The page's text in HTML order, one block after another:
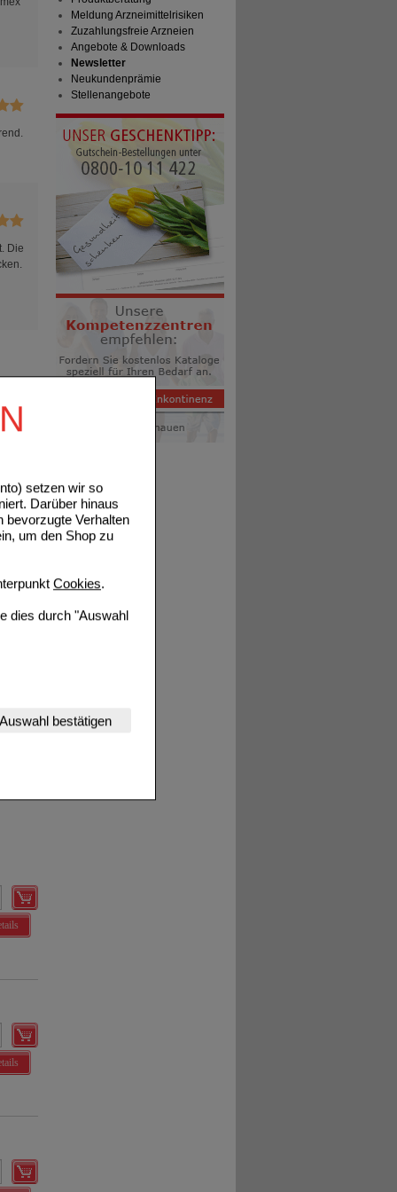
setzen wir so
Darüber hinaus
bevorzugte Verhalten
um den Shop zu
Cookies.
dies durch "Auswahl
Website
werden kann.
(z.B.
unserer Website
Website aber
Daten hierfür
Auswahl bestätigen
Die
Meldung Arzneimittelrisiken
Zuzahlungsfreie Arzneien
Angebote & Downloads
Newsletter
Neukundenprämie
Stellenangebote